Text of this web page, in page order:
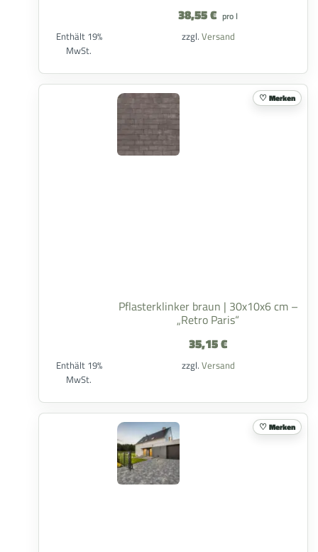
38,55€ pro l
Enthält 19%
MwSt.
zzgl. Versand
Pflasterklinker braun | 30x10x6 cm –
„Retro Paris“
35,15€
Enthält 19%
MwSt.
zzgl. Versand
Merken
Merken